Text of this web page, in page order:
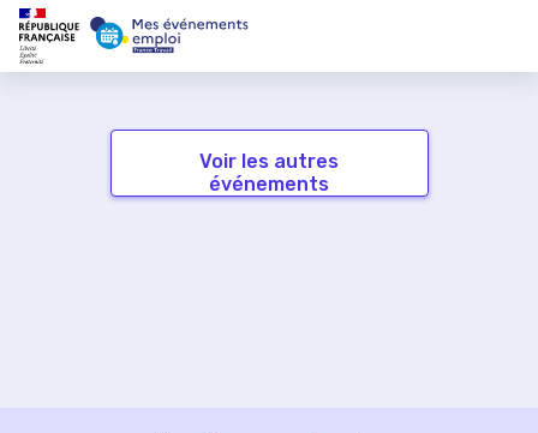
Voir les autres
événements